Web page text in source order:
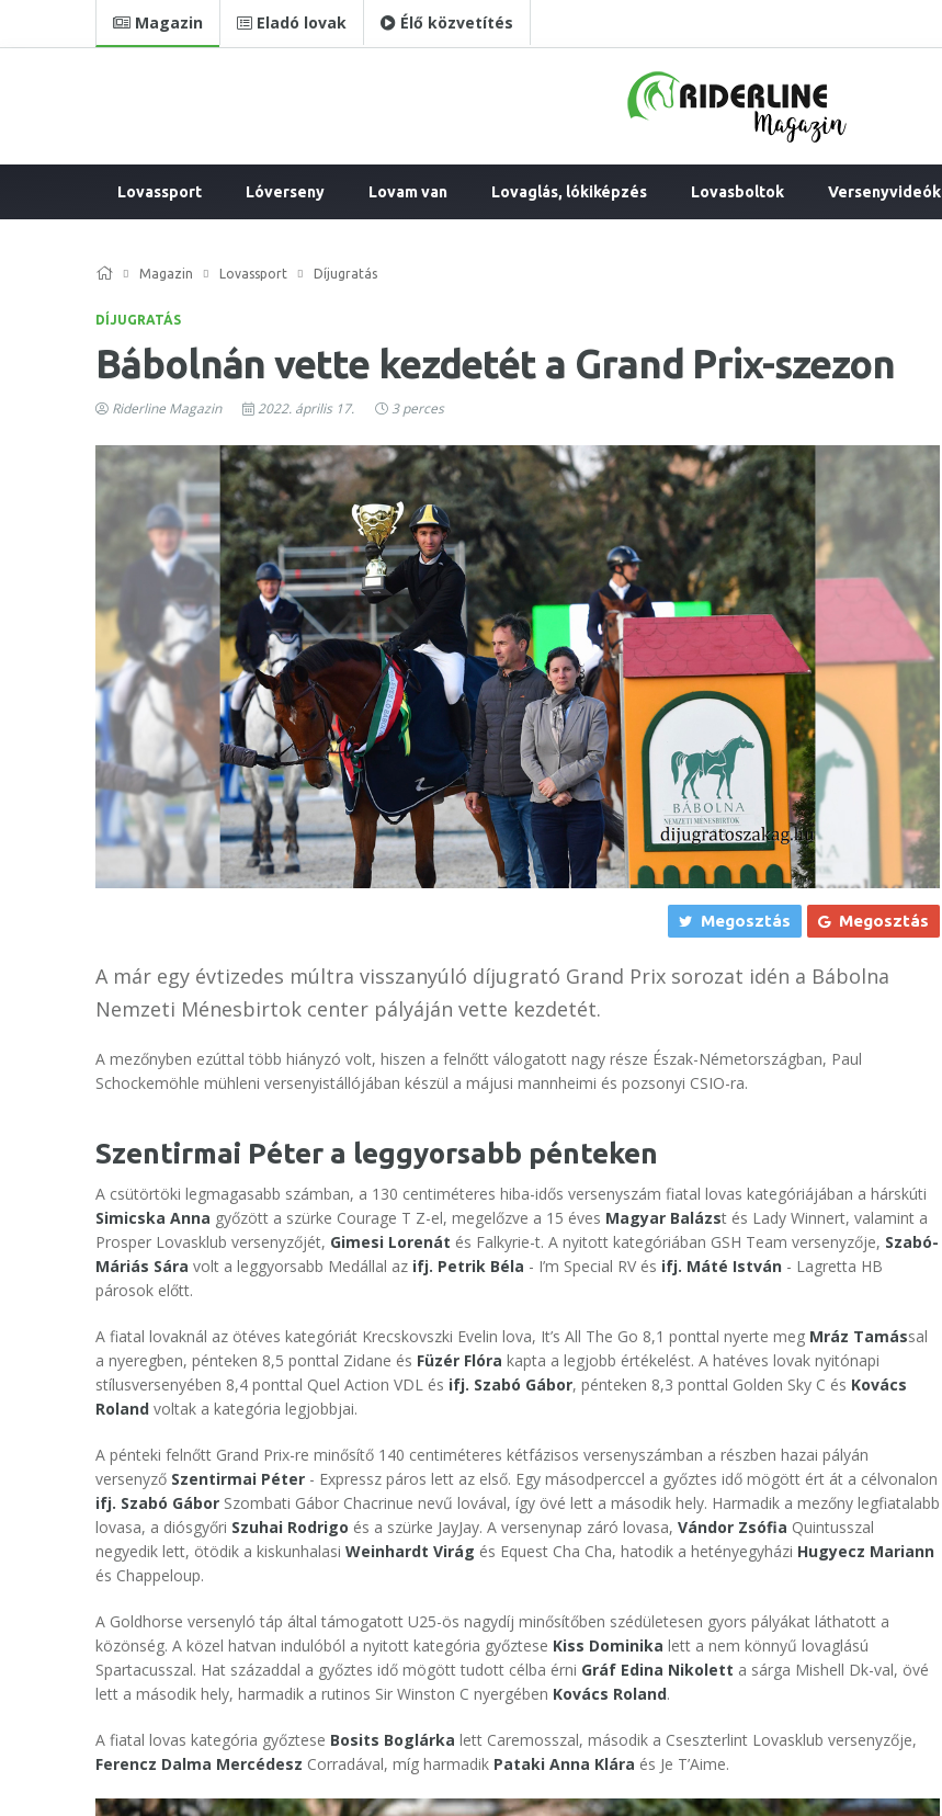
Magazin Eladó lovak Élő közvetítés
Lovassport Lóverseny Lovam van Lovaglás, lókiképzés Lovasboltok Versenyvideók
Magazin Lovassport Díjugratás
DÍJUGRATÁS
Bábolnán vette kezdetét a Grand Prix-szezon
Riderline Magazin 2022. április 17. 3 perces
Megosztás Megosztás
A már egy évtizedes múltra visszanyúló díjugrató Grand Prix sorozat idén a Bábolna
Nemzeti Ménesbirtok center pályáján vette kezdetét.
A mezőnyben ezúttal több hiányzó volt, hiszen a felnőtt válogatott nagy része Észak-Németországban, Paul
Schockemöhle mühleni versenyistállójában készül a májusi mannheimi és pozsonyi CSIO-ra.
Szentirmai Péter a leggyorsabb pénteken
A csütörtöki legmagasabb számban, a 130 centiméteres hiba-idős versenyszám fiatal lovas kategóriájában a hárskúti
Simicska Anna győzött a szürke Courage T Z-el, megelőzve a 15 éves Magyar Balázst és Lady Winnert, valamint a
Prosper Lovasklub versenyzőjét, Gimesi Lorenát és Falkyrie-t. A nyitott kategóriában GSH Team versenyzője, Szabó-
Máriás Sára volt a leggyorsabb Medállal az ifj. Petrik Béla - I’m Special RV és ifj. Máté István - Lagretta HB
párosok előtt.
A fiatal lovaknál az ötéves kategóriát Krecskovszki Evelin lova, It’s All The Go 8,1 ponttal nyerte meg Mráz Tamással
a nyeregben, pénteken 8,5 ponttal Zidane és Füzér Flóra kapta a legjobb értékelést. A hatéves lovak nyitónapi
stílusversenyében 8,4 ponttal Quel Action VDL és ifj. Szabó Gábor, pénteken 8,3 ponttal Golden Sky C és Kovács
Roland voltak a kategória legjobbjai.
A pénteki felnőtt Grand Prix-re minősítő 140 centiméteres kétfázisos versenyszámban a részben hazai pályán
versenyző Szentirmai Péter - Expressz páros lett az első. Egy másodperccel a győztes idő mögött ért át a célvonalon
ifj. Szabó Gábor Szombati Gábor Chacrinue nevű lovával, így övé lett a második hely. Harmadik a mezőny legfiatalabb
lovasa, a diósgyőri Szuhai Rodrigo és a szürke JayJay. A versenynap záró lovasa, Vándor Zsófia Quintusszal
negyedik lett, ötödik a kiskunhalasi Weinhardt Virág és Equest Cha Cha, hatodik a hetényegyházi Hugyecz Mariann
és Chappeloup.
A Goldhorse versenyló táp által támogatott U25-ös nagydíj minősítőben szédületesen gyors pályákat láthatott a
közönség. A közel hatvan indulóból a nyitott kategória győztese Kiss Dominika lett a nem könnyű lovaglású
Spartacusszal. Hat századdal a győztes idő mögött tudott célba érni Gráf Edina Nikolett a sárga Mishell Dk-val, övé
lett a második hely, harmadik a rutinos Sir Winston C nyergében Kovács Roland.
A fiatal lovas kategória győztese Bosits Boglárka lett Caremosszal, második a Cseszterlint Lovasklub versenyzője,
Ferencz Dalma Mercédesz Corradával, míg harmadik Pataki Anna Klára és Je T’Aime.